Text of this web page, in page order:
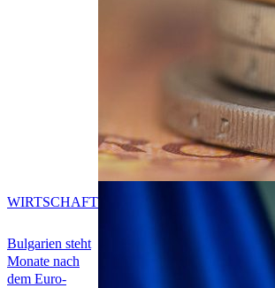
Bulgarien steht
Monate nach
dem Euro-
WIRTSCHAFT